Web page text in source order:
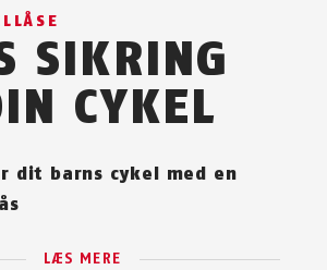
SIKRING
CYKEL
dit barns cykel med en
LÆS MERE